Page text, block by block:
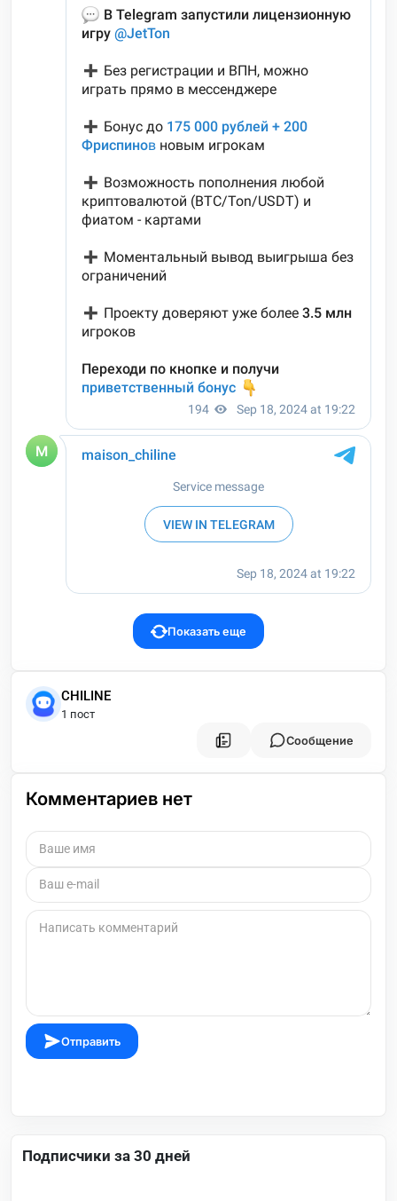
Показать еще
CHILINE
1 пост
Сообщение
Комментариев нет
Отправить
Подписчики за 30 дней